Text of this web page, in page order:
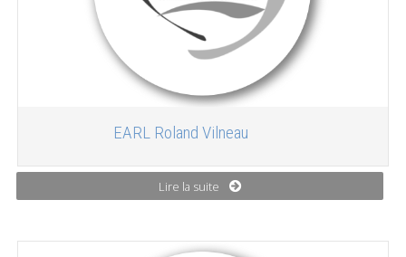
EARL Roland Vilneau
Lire la suite